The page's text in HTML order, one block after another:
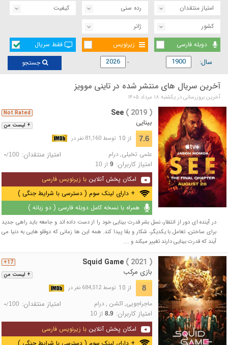
امتیاز منتقدان
رده سنی
کیفیت
کشور
ژانر
دوبله فارسی
زیرنویس فقط سریال
سال: جستجو
آخرین سریال های منتشر شده در تاینی موویز
آخرین بروزرسانی در يكشنبه ۱۸ مرداد ۱۴۰۵
+ لیست من
Not Rated See ( 2019 )
بینایی
7.6 از 10 توسط 81,160 نفر در
علمی تخیلی,درام امتیاز منتقدان: -/100
امتیاز کاربران: 9از 10
امکان پخش آنلاین با زیرنویس فارسی
+ دارای لینک سوم ( دسترسی با شرایط جنگی )
همراه با نسخه کامل دوبله فارسی ( دو زبانه )
در آینده ای دور از انتظار، نسل بشر قدرت بینایی خود را از دست داده اند و جامعه باید راهی جدید
برای ساختن، تعامل با یکدیگر، شکار و بقا پیدا کند. همه این ها زمانی که دوقلو هایی به دنیا می
آیند که قدرت بینایی دارند تغییر میکند و ....
+ لیست من
17+ Squid Game ( 2021 )
بازی مرکب
8 از 10 توسط 684,512 نفر در
ماجراجویی, اکشن ,درام امتیاز منتقدان: -/100
امتیاز کاربران: 8.9از 10
امکان پخش آنلاین با زیرنویس فارسی
+ دارای لینک سوم ( دسترسی با شرایط جنگی )